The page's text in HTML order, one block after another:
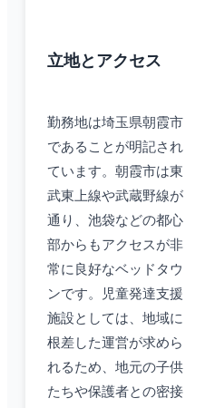
立地とアクセス
勤務地は埼玉県朝霞市
であることが明記され
ています。朝霞市は東
武東上線や武蔵野線が
通り、池袋などの都心
部からもアクセスが非
常に良好なベッドタウ
ンです。児童発達支援
施設としては、地域に
根差した運営が求めら
れるため、地元の子供
たちや保護者との密接